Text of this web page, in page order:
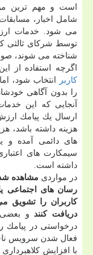
است و مهم ترین
شامل اخبار،
می شود. خدمات
شناخته می شوند،
اگرچه استفاده از
كاربر
انتخاب شود،
را بدون آگاهی
آنجایی كه این
هزینه داشته باشد،
های دائمی آمده و
سیمكارت های
داشته است.
در مواردی مشاهده
رسان های
كاربران را تشویق
دریافت كنندو بعضی
درخواستی در پیامك
فعال شدن سرویس
با افزایش